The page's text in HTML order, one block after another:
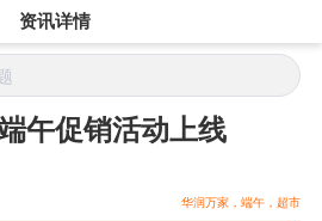
资讯详情
午促销活动上线
华润万家，端午，超市